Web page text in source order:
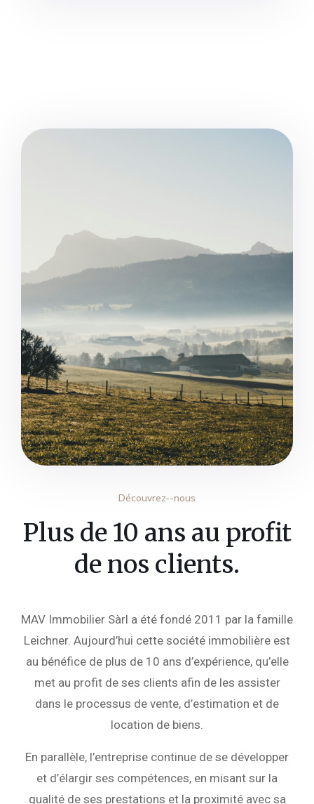
Découvrez--nous
Plus de 10 ans au profit
de nos clients.
MAV Immobilier Sàrl a été fondé 2011 par la famille
Leichner. Aujourd’hui cette société immobilière est
au bénéfice de plus de 10 ans d’expérience, qu’elle
met au profit de ses clients afin de les assister
dans le processus de vente, d’estimation et de
location de biens.
En parallèle, l’entreprise continue de se développer
et d’élargir ses compétences, en misant sur la
qualité de ses prestations et la proximité avec sa